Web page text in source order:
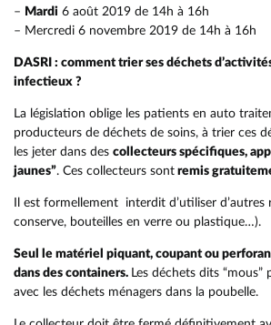
RETOUR
RETOUR
RETOUR
RETOUR
RETOUR
RETOUR
RETOUR
– Mardi 6 août 2019 de 14h à 16h
– Mercredi 6 novembre 2019 de 14h à 16h
DASRI : comment trier ses déchets
infectieux ?
La législation oblige les patients en auto
producteurs de déchets de soins, à trier ces
les jeter dans des collecteurs spécifiques,
jaunes”. Ces collecteurs sont remis
Il est formellement interdit d’utiliser d’autres
conserve, bouteilles en verre ou plastique…).
Seul le matériel piquant, coupant ou
dans des containers. Les déchets dits
avec les déchets ménagers dans la poubelle.